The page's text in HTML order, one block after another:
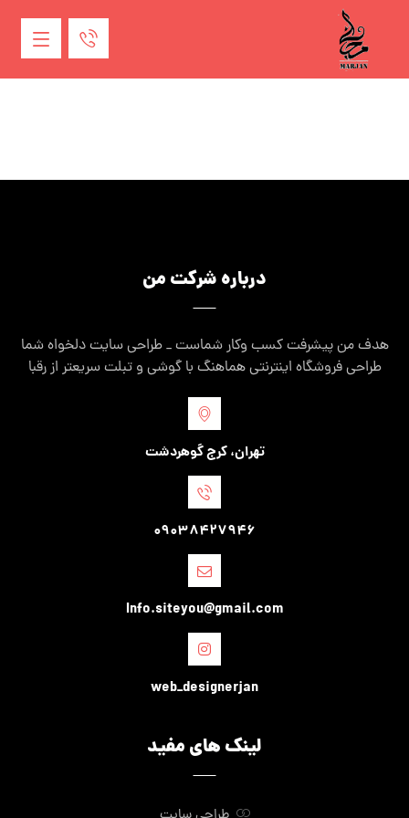
درباره شرکت من
هدف من پیشرفت کسب وکار شماست _ طراحی سایت دلخواه شما
طراحی فروشگاه اینترنتی هماهنگ با گوشی و تبلت سریعتر از رقبا
تهران، کرج گوهردشت
09038427946
Info.siteyou@gmail.com
web_designerjan
لینک های مفید